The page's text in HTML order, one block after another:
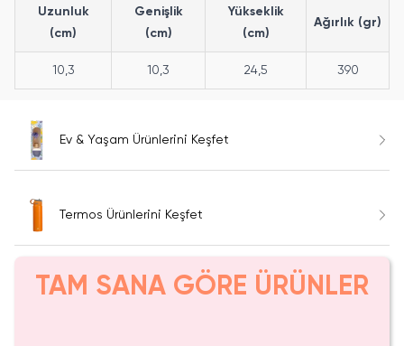
Uzunluk
(cm)
Genişlik
(cm)
Yükseklik
(cm)
Ağırlık (gr)
10,3 10,3 24,5 390
Ev & Yaşam Ürünlerini Keşfet
Termos Ürünlerini Keşfet
TAM SANA GÖRE ÜRÜNLER